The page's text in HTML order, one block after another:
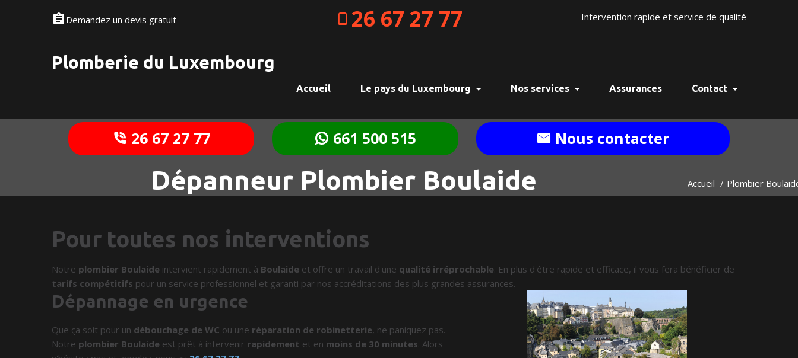
Demandez un devis gratuit 26 67 27 77 Intervention rapide et service de qualité
Plomberie du Luxembourg
Accueil Le pays du Luxembourg Nos services Assurances Contact
26 67 27 77 661 500 515 Nous contacter
Dépanneur Plombier Boulaide Accueil Plombier
Pour toutes nos interventions
Notre plombier Boulaide intervient rapidement à Boulaide et offre un travail d'une qualité irréprochable. En plus d'être rapide et efficace, il vous fera bénéficier de
tarifs compétitifs pour un service professionnel et garanti par nos accréditations des plus grandes assurances.
Dépannage en urgence
Que ça soit pour un débouchage de WC ou une réparation de robinetterie, ne paniquez pas.
Notre plombier Boulaide est prêt à intervenir rapidement et en moins de 30 minutes. Alors